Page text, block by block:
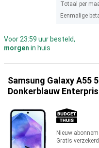
Totaal per
Eenmalige
Voor 23:59 uur besteld,
morgen in huis
Samsung Galaxy A55
Donkerblauw
Nieuw
Gratis